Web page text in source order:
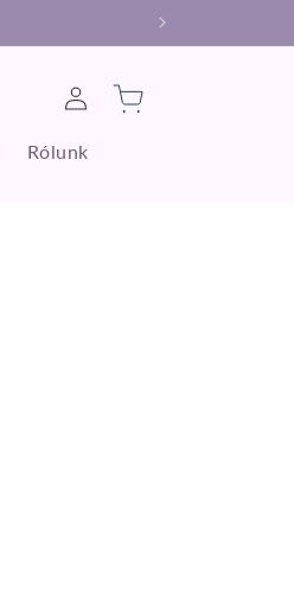
Rólunk
Bejelentkezés
Kosár